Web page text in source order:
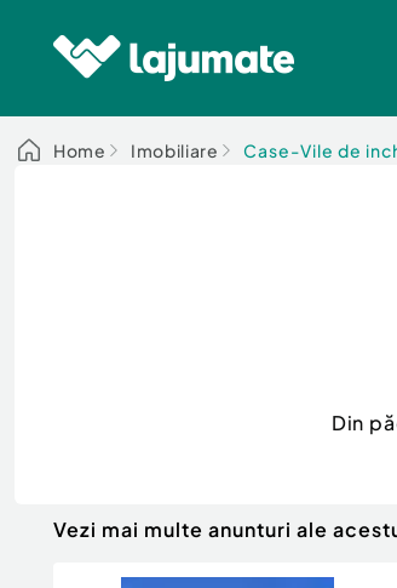
Home Imobiliare Case-Vile de
Din
Vezi mai multe anunturi ale